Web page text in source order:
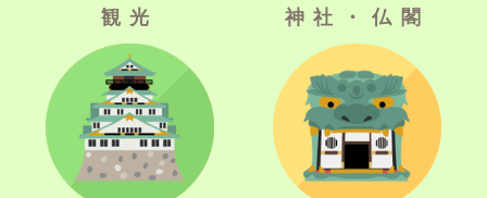
観光 神社・仏閣